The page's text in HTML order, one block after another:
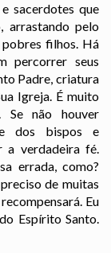
sacerdotes que
arrastando pelo
filhos. Há
percorrer seus
Padre, criatura
Igreja. É muito
Se não houver
dos bispos e
a verdadeira fé.
errada, como?
de muitas
Eu
Espírito Santo.